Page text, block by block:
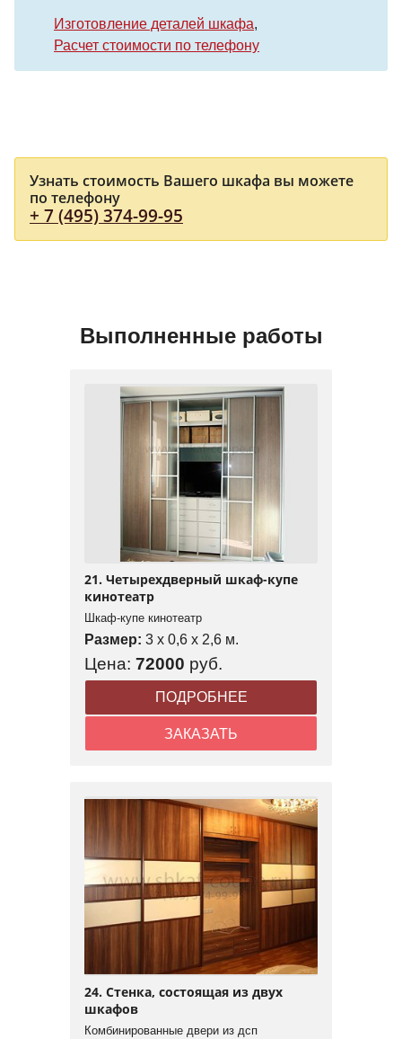
Изготовление деталей шкафа
Расчет стоимости по телефону
Узнать стоимость Вашего шкафа вы можете
по телефону
+ 7 (495) 374-99-95
Выполненные работы
21. Четырехдверный шкаф-купе
кинотеатр
Шкаф-купе кинотеатр
Размер: 3 x 0,6 x 2,6 м.
Цена: 72000 руб.
ПОДРОБНЕЕ
ЗАКАЗАТЬ
24. Стенка, состоящая из двух
шкафов
Комбинированные двери из дсп